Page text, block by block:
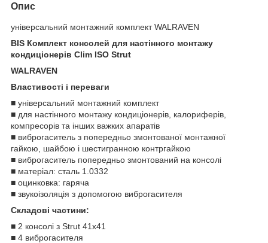
Опис
універсальний монтажний комплект WALRAVEN
BIS Комплект консолей для настінного монтажу
кондиціонерів Clim ISO Strut
WALRAVEN
Властивості і переваги
■ універсальний монтажний комплект
■ для настінного монтажу кондиціонерів, калориферів,
компресорів та інших важких апаратів
■ виброгаситель з попередньо змонтованої монтажної
гайкою, шайбою і шестигранною контргайкою
■ виброгаситель попередньо змонтований на консолі
■ матеріал: сталь 1.0332
■ оцинковка: гаряча
■ звукоізоляція з допомогою виброгасителя
Складові частини:
■ 2 консолі з Strut 41x41
■ 4 виброгасителя